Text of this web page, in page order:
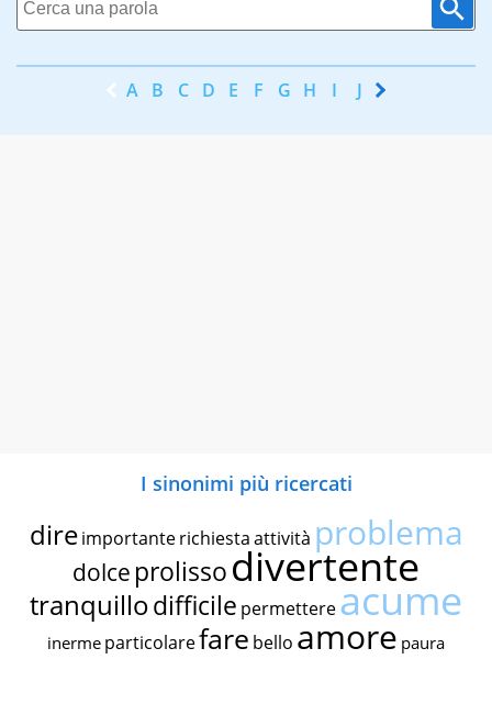
A B C D E F G H I J K
I sinonimi più ricercati
dire importante richiestaattività problema
dolce prolissodivertente
tranquillodifficile permettereacume
inerme particolarefare bello amore paura